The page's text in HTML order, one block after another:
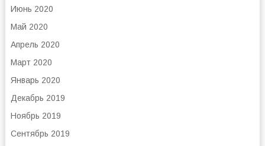
Июнь 2020
Май 2020
Апрель 2020
Март 2020
Январь 2020
Декабрь 2019
Ноябрь 2019
Сентябрь 2019